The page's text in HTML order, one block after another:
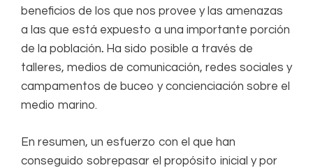
beneficios de los que nos provee y las amenazas
a las que está expuesto a una importante porción
de la población. Ha sido posible a través de
talleres, medios de comunicación, redes sociales y
campamentos de buceo y concienciación sobre el
medio marino.
En resumen, un esfuerzo con el que han
conseguido sobrepasar el propósito inicial y por